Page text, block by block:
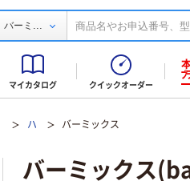
バーミ ...
マイカタログ クイックオーダー
ハ バーミックス
バーミックス